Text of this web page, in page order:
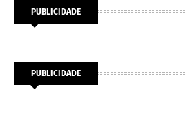
PUBLICIDADE
PUBLICIDADE